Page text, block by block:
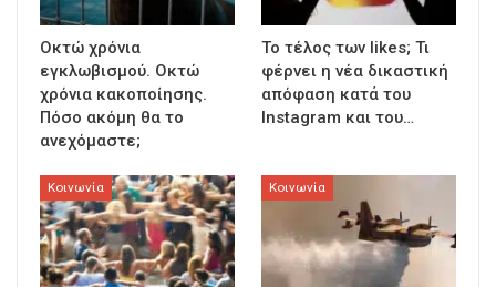
Οκτώ χρόνια
εγκλωβισμού. Οκτώ
χρόνια κακοποίησης.
Πόσο ακόμη θα το
ανεχόμαστε;
To τέλος των likes; Τι
φέρνει η νέα δικαστική
απόφαση κατά του
Instagram και του…
Κοινωνία Κοινωνία